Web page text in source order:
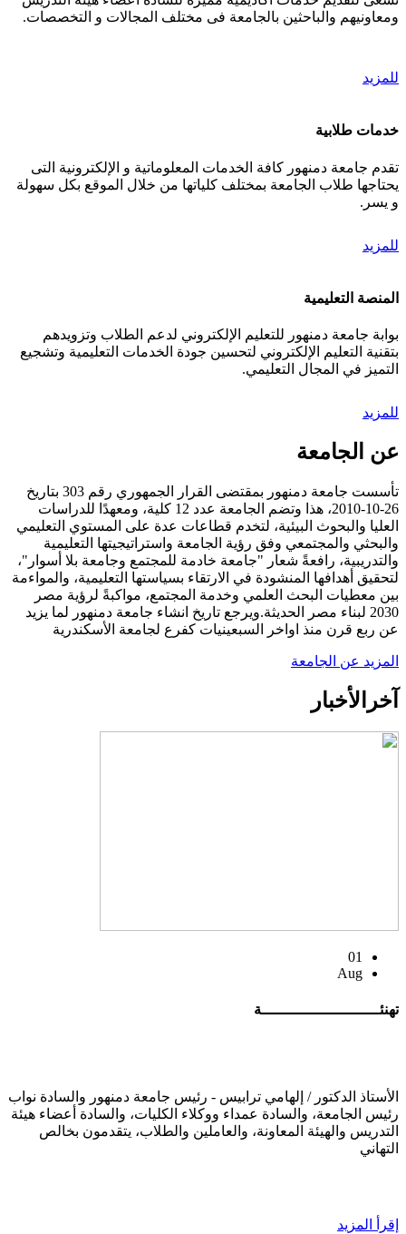
ومعاونيهم والباحثين بالجامعة فى مختلف المجالات و التخصصات.
للمزيد
خدمات طلابية
تقدم جامعة دمنهور كافة الخدمات المعلوماتية و الإلكترونية التى
يحتاجها طلاب الجامعة بمختلف كلياتها من خلال الموقع بكل سهولة
و يسر.
للمزيد
المنصة التعليمية
بوابة جامعة دمنهور للتعليم الإلكتروني لدعم الطلاب وتزويدهم
بتقنية التعليم الإلكتروني لتحسين جودة الخدمات التعليمية وتشجيع
التميز في المجال التعليمي.
للمزيد
عن الجامعة
تأسست جامعة دمنهور بمقتضى القرار الجمهوري رقم 303 بتاريخ
26-10-2010، هذا وتضم الجامعة عدد 12 كلية، ومعهدًا للدراسات
العليا والبحوث البيئية، لتخدم قطاعات عدة على المستوي التعليمي
والبحثي والمجتمعي وفق رؤية الجامعة واستراتيجيتها التعليمية
والتدريبية، رافعةً شعار "جامعة خادمة للمجتمع وجامعة بلا أسوار"،
لتحقيق أهدافها المنشودة في الارتقاء بسياستها التعليمية، والمواءمة
بين معطيات البحث العلمي وخدمة المجتمع، مواكبةً لرؤية مصر
2030 لبناء مصر الحديثة.ويرجع تاريخ انشاء جامعة دمنهور لما يزيد
عن ربع قرن منذ اواخر السبعينيات كفرع لجامعة الأسكندرية
المزيد عن الجامعة
آخر الأخبار
01
Aug
تهنئــــــــــــــــــــــــــة
الأستاذ الدكتور / إلهامي ترابيس - رئيس جامعة دمنهور والسادة نواب
رئيس الجامعة، والسادة عمداء ووكلاء الكليات، والسادة أعضاء هيئة
التدريس والهيئة المعاونة، والعاملين والطلاب، يتقدمون بخالص
التهاني
إقرأ المزيد